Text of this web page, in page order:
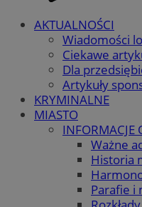
AKTUALNOŚCI
Wiadomości
Ciekawe
Dla
Artykuły
KRYMINALNE
MIASTO
INFORMACJE
Ważne
Historia
Parafie i